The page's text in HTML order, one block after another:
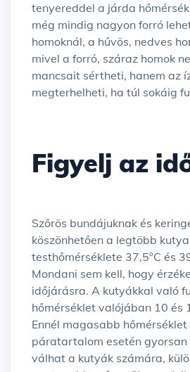
tenyereddel a járda
még mindig nagyon forró
homoknál, a hűvös, nedves
mivel a forró, száraz homok
mancsait sértheti, hanem az
megterhelheti, ha túl sokáig
Figyelj az
Szőrös bundájuknak és
köszönhetően a legtöbb
testhőmérséklete 37,5°C és
Mondani sem kell, hogy
időjárásra. A kutyákkal való
hőmérséklet valójában 10 és
Ennél magasabb
páratartalom esetén gyorsan
válhat a kutyák számára,